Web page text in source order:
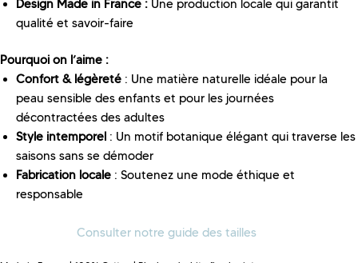
Design Made in France : Une production locale qui garantit
qualité et savoir-faire
Pourquoi on l’aime :
Confort & légèreté : Une matière naturelle idéale pour la
peau sensible des enfants et pour les journées
décontractées des adultes
Style intemporel : Un motif botanique élégant qui traverse les
saisons sans se démoder
Fabrication locale : Soutenez une mode éthique et
responsable
Consulter notre guide des tailles